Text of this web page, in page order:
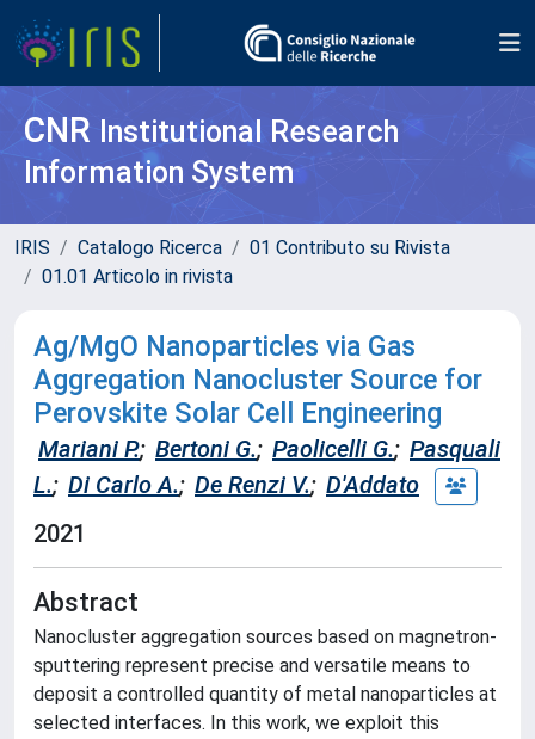
CNR Institutional Research
Information System
IRIS Catalogo Ricerca
01 Contributo su Rivista
01.01 Articolo in rivista
Ag/MgO Nanoparticles via Gas
Aggregation Nanocluster Source for
Perovskite Solar Cell Engineering
Mariani P.; Bertoni G.; Paolicelli G.; Pasquali
L.; Di Carlo A.; De Renzi V.; D'Addato
2021
Abstract
Nanocluster aggregation sources based on magnetron-
sputtering represent precise and versatile means to
deposit a controlled quantity of metal nanoparticles at
selected interfaces. In this work, we exploit this